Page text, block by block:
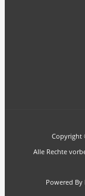
Copyright
Alle Rechte
Powered